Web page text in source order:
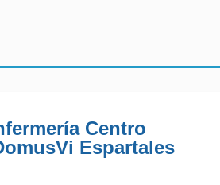
Centro
Espartales